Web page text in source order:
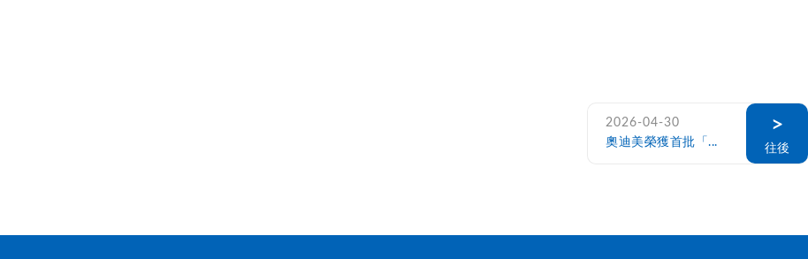
2026-04-30
奧迪美榮獲首批「...
>
往後